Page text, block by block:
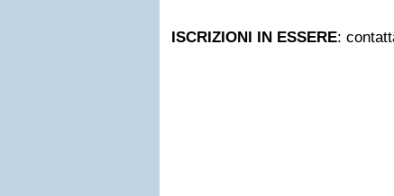
ISCRIZIONI IN ESSERE: